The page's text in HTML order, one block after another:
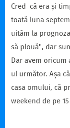
Cred că era și
toată luna
uităm la
să plouă", dar
Dar avem
ul următor. Așa
casa omului, că
weekend de pe